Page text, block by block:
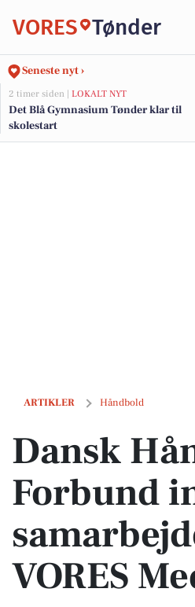
VORES Tønder
Seneste nyt ›
2 timer siden | LOKALT NYT
Det Blå Gymnasium Tønder klar til
skolestart
ARTIKLER Håndbold
Dansk Håndbold Forbund indgår
Dansk
Forbund
VORES